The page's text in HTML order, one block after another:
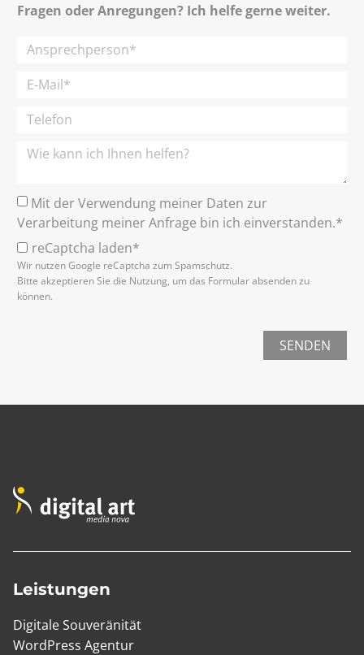
Fragen oder Anregungen? Ich helfe gerne weiter.
Mit der Verwendung meiner Daten zur
Verarbeitung meiner Anfrage bin ich einverstanden.*
reCaptcha laden*
Wir nutzen Google reCaptcha zum Spamschutz.
Bitte akzeptieren Sie die Nutzung, um das Formular absenden zu
können.
SENDEN
Leistungen
Digitale Souveränität
WordPress Agentur